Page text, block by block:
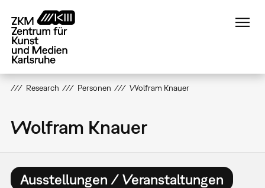
zum
Inhalt
Research Personen Wolfram Knauer
Wolfram Knauer
Ausstellungen / Veranstaltungen